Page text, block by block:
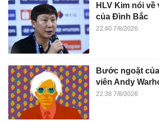
HLV Kim nói
của Đình Bắc
22:40 7/8/2026
Bước ngoặt
viên Andy
22:38 7/8/2026